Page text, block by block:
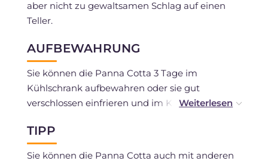
aber nicht zu gewaltsamen Schlag auf einen
Teller.
AUFBEWAHRUNG
Sie können die Panna Cotta 3 Tage im
Kühlschrank aufbewahren oder sie gut
verschlossen einfrieren und im Kühlschrank
TIPP
Sie können die Panna Cotta auch mit anderen